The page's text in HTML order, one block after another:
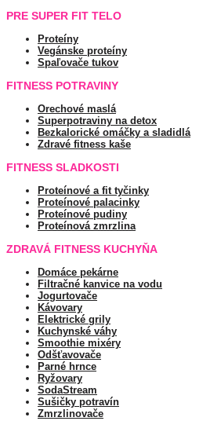
PRE SUPER FIT TELO
Proteíny
Vegánske proteíny
Spaľovače tukov
FITNESS POTRAVINY
Orechové maslá
Superpotraviny na detox
Bezkalorické omáčky a sladidlá
Zdravé fitness kaše
FITNESS SLADKOSTI
Proteínové a fit tyčinky
Proteínové palacinky
Proteínové pudiny
Proteínová zmrzlina
ZDRAVÁ FITNESS KUCHYŇA
Domáce pekárne
Filtračné kanvice na vodu
Jogurtovače
Kávovary
Elektrické grily
Kuchynské váhy
Smoothie mixéry
Odšťavovače
Parné hrnce
Ryžovary
SodaStream
Sušičky potravín
Zmrzlinovače